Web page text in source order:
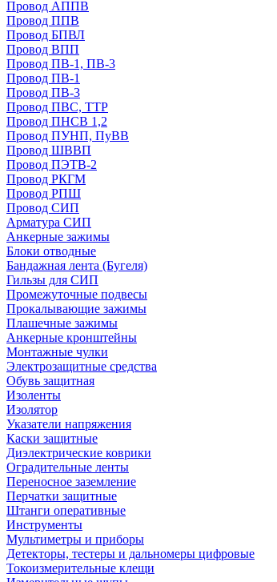
Провод АППВ
Провод ППВ
Провод БПВЛ
Провод ВПП
Провод ПВ-1, ПВ-3
Провод ПВ-1
Провод ПВ-3
Провод ПВС, ТТР
Провод ПНСВ 1,2
Провод ПУНП, ПуВВ
Провод ШВВП
Провод ПЭТВ-2
Провод РКГМ
Провод РПШ
Провод СИП
Арматура СИП
Анкерные зажимы
Блоки отводные
Бандажная лента (Бугеля)
Гильзы для СИП
Промежуточные подвесы
Прокалывающие зажимы
Плашечные зажимы
Анкерные кронштейны
Монтажные чулки
Электрозащитные средства
Обувь защитная
Изоленты
Изолятор
Указатели напряжения
Каски защитные
Диэлектрические коврики
Оградительные ленты
Переносное заземление
Перчатки защитные
Штанги оперативные
Инструменты
Мультиметры и приборы
Детекторы, тестеры и дальномеры цифровые
Токоизмерительные клещи